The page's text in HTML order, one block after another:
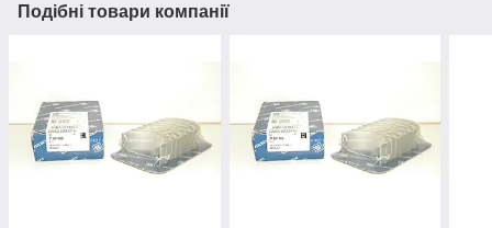
Подібні товари компанії